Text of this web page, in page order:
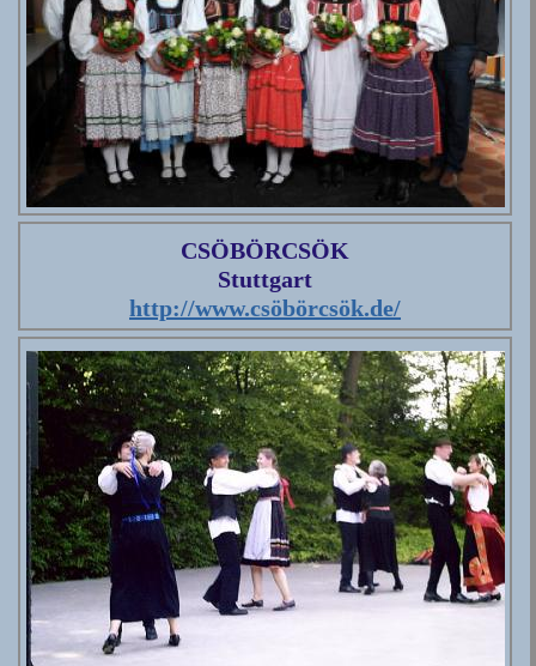
CSÖBÖRCSÖK
Stuttgart
http://www.csöbörcsök.de/